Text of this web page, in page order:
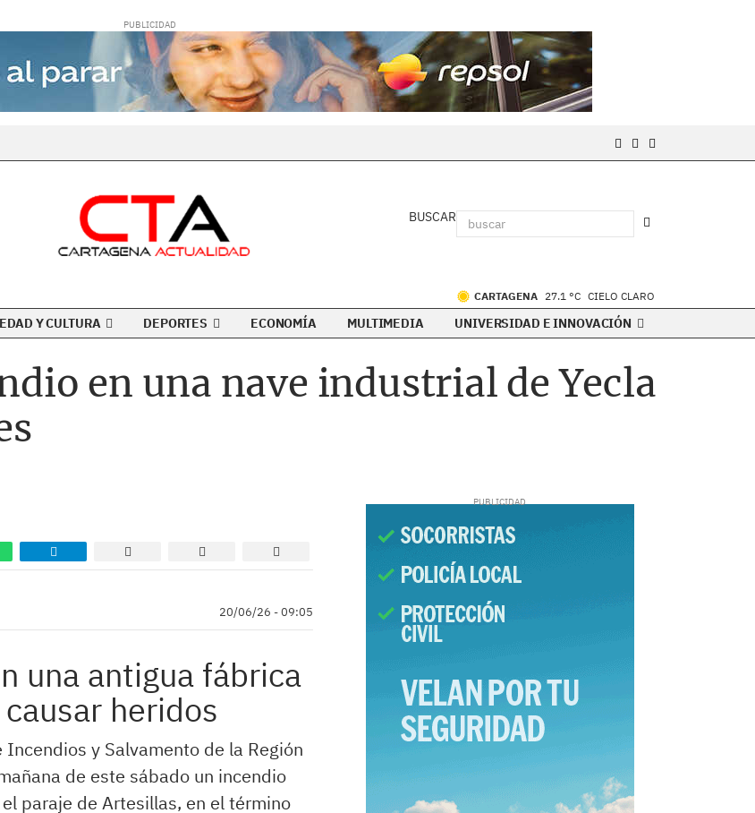
BUSCAR
CARTAGENA 27.1 °C CIELO CLARO
Y CULTURA DEPORTES ECONOMÍA MULTIMEDIA UNIVERSIDAD E INNOVACIÓN
en una nave industrial de Yecla
20/06/26 - 09:05
una antigua fábrica
heridos
y Salvamento de la Región
de este sábado un incendio
paraje de Artesillas, en el término